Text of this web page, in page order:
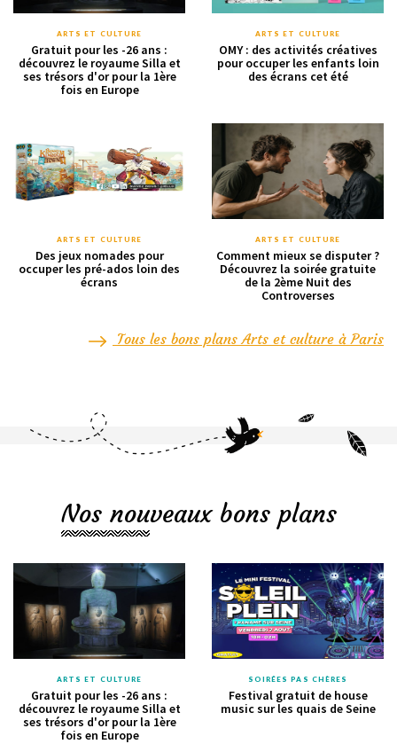
ARTS ET CULTURE
Gratuit pour les -26 ans :
découvrez le royaume Silla et
ses trésors d'or pour la 1ère
fois en Europe
ARTS ET CULTURE
OMY : des activités créatives
pour occuper les enfants loin
des écrans cet été
ARTS ET CULTURE
Des jeux nomades pour
occuper les pré-ados loin des
écrans
ARTS ET CULTURE
Comment mieux se disputer ?
Découvrez la soirée gratuite
de la 2ème Nuit des
Controverses
Tous les bons plans Arts et culture à Paris
Nos nouveaux bons plans
ARTS ET CULTURE
Gratuit pour les -26 ans :
découvrez le royaume Silla et
ses trésors d'or pour la 1ère
fois en Europe
SOIRÉES PAS CHÈRES
Festival gratuit de house
music sur les quais de Seine